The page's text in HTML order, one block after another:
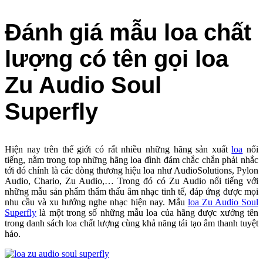
Đánh giá mẫu loa chất
lượng có tên gọi loa
Zu Audio Soul
Superfly
Hiện nay trên thế giới có rất nhiều những hãng sản xuấtloa nổi
tiếng, nằm trong top những hãng loa đình đám chắc chắn phải nhắc
tới đó chính là các dòng thương hiệu loa như AudioSolutions, Pylon
Audio, Chario, Zu Audio,… Trong đó có Zu Audio nổi tiếng với
những mẫu sản phẩm thẩm thấu âm nhạc tinh tế, đáp ứng được mọi
nhu cầu và xu hướng nghe nhạc hiện nay. Mẫu loa Zu Audio Soul
Superfly là một trong số những mẫu loa của hãng được xướng tên
trong danh sách loa chất lượng cùng khả năng tái tạo âm thanh tuyệt
hảo.